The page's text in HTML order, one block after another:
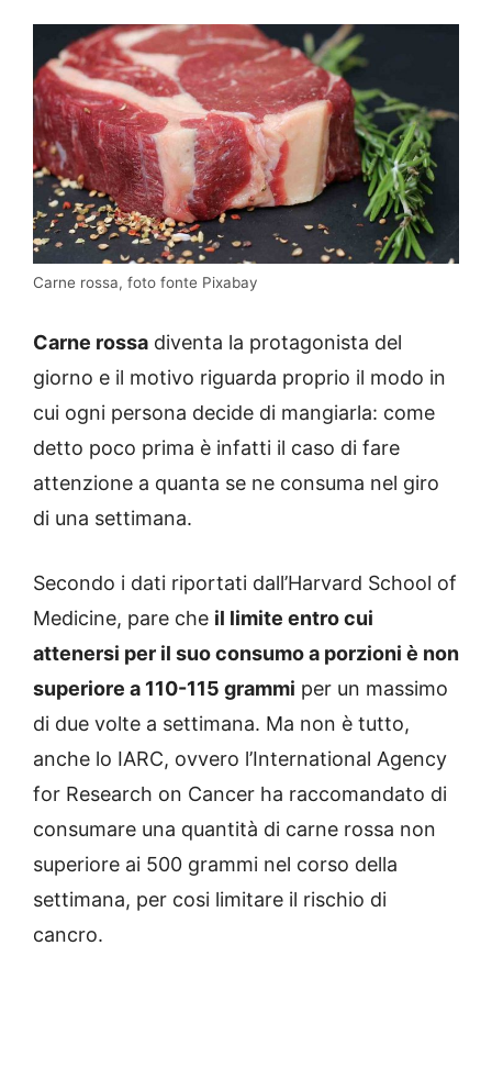
Carne rossa, foto fonte Pixabay
Carne rossa diventa la protagonista del
giorno e il motivo riguarda proprio il modo in
cui ogni persona decide di mangiarla: come
detto poco prima è infatti il caso di fare
attenzione a quanta se ne consuma nel giro
di una settimana.
Secondo i dati riportati dall’Harvard School of
Medicine, pare che il limite entro cui
attenersi per il suo consumo a porzioni è non
superiore a 110-115 grammi per un massimo
di due volte a settimana. Ma non è tutto,
anche lo IARC, ovvero l’International Agency
for Research on Cancer ha raccomandato di
consumare una quantità di carne rossa non
superiore ai 500 grammi nel corso della
settimana, per cosi limitare il rischio di
cancro.